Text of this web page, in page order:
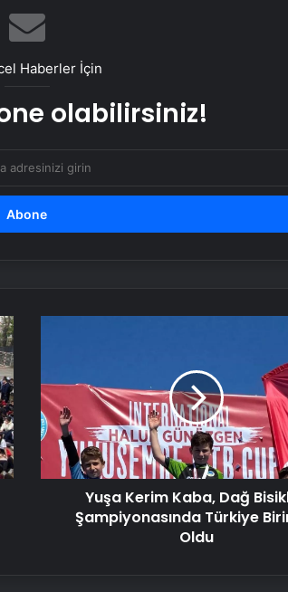
Samsun’da yedikleri
Nişantaşı
Adaylarına Çifte
25 Yıllık Miras Davasında
Temmuz Ayındaki Karar
Duruşmasına Çevrildi
Serjoy : Dijital Medya
Reklam Ajansı, SEO Ajansı
Tasarım Ajansı
Haberler İçin
olabilirsiniz!
Dağ
Bisikleti
Şampiyonasında
Türkiye
Birincisi
Oldu
Yuşa Kerim Kaba, Dağ
Şampiyonasında Türkiye
Oldu